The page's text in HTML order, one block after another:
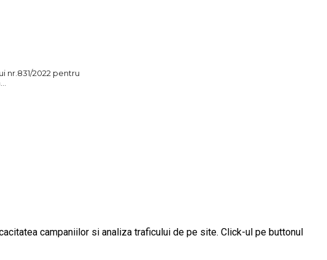
nr.831/2022 pentru
campaniilor si analiza traficului de pe site. Click-ul pe buttonul